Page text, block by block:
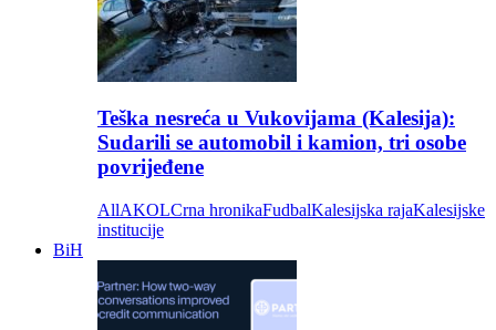
Teška nesreća u Vukovijama (Kalesija):
Sudarili se automobil i kamion, tri osobe
povrijeđene
AllAKOLCrna hronikaFudbalKalesijska rajaKalesijske
institucije
BiH